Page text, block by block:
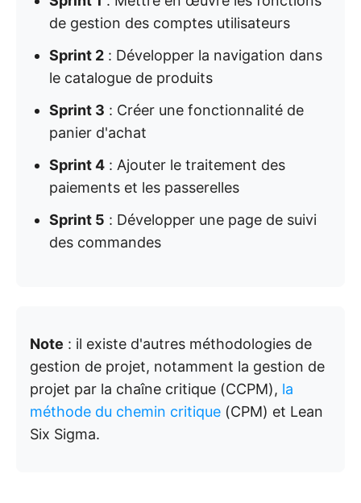
de gestion des comptes utilisateurs
Sprint 2 : Développer la navigation dans
le catalogue de produits
Sprint 3 : Créer une fonctionnalité de
panier d'achat
Sprint 4 : Ajouter le traitement des
paiements et les passerelles
Sprint 5 : Développer une page de suivi
des commandes
Note : il existe d'autres méthodologies de
gestion de projet, notamment la gestion de
projet par la chaîne critique (CCPM), la
méthode du chemin critique (CPM) et Lean
Six Sigma.